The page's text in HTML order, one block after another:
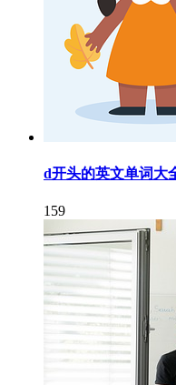
d开头的英文单词大
159